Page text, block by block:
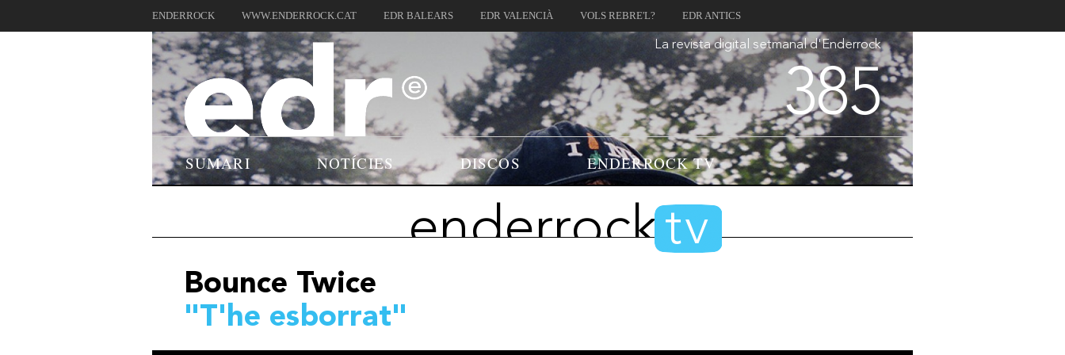
ENDERROCK WWW.ENDERROCK.CAT EDR BALEARS EDR VALENCIÀ VOLS REBRE'L? EDR ANTICS
La revista digital setmanal d'Enderrock
385
SUMARI NOTÍCIES DISCOS ENDERROCK TV
enderrocktv
Bounce Twice
"T'he esborrat"